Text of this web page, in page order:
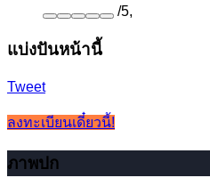
/5,
แบ่งปันหน้านี้
Tweet
ลงทะเบียนเดี๋ยวนี้!
ภาพปก